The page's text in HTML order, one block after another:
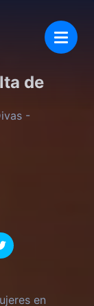
de
-
en